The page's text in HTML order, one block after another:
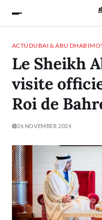
ACTU DUBAI & ABU DHABI
Le Sheikh
visite
Roi de
26 NOVEMBER 2024